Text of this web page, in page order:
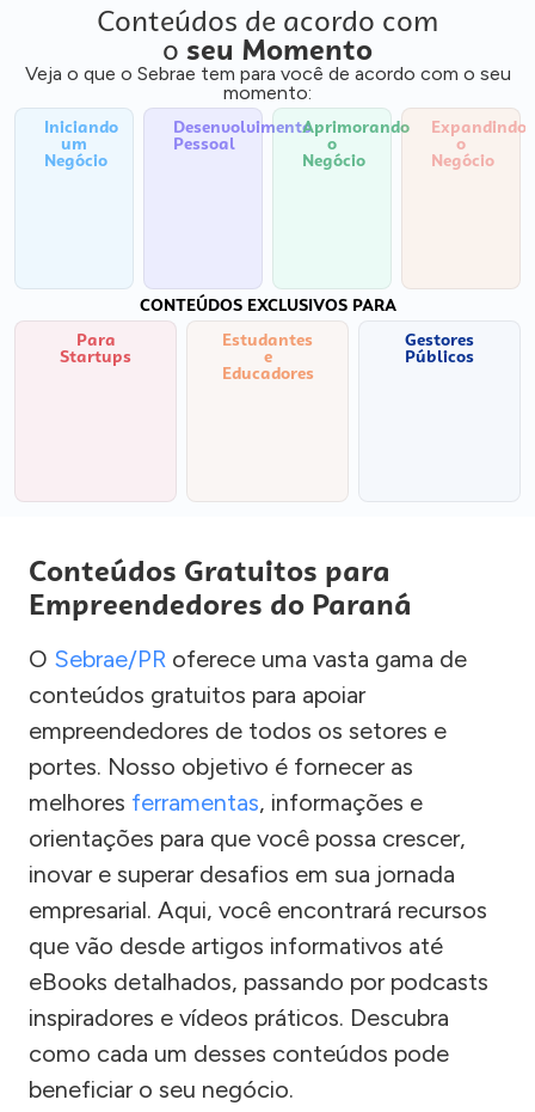
Conteúdos de acordo com
o seu Momento
Veja o que o Sebrae tem para você de acordo com o seu
momento:
Iniciando
um
Negócio
Desenvolvimento
Pessoal
Aprimorando
o
Negócio
Expandindo
o
Negócio
CONTEÚDOS EXCLUSIVOS PARA
Para
Startups
Estudantes
e
Educadores
Gestores
Públicos
Conteúdos Gratuitos para
Empreendedores do Paraná
O Sebrae/PR oferece uma vasta gama de
conteúdos gratuitos para apoiar
empreendedores de todos os setores e
portes. Nosso objetivo é fornecer as
melhores ferramentas, informações e
orientações para que você possa crescer,
inovar e superar desafios em sua jornada
empresarial. Aqui, você encontrará recursos
que vão desde artigos informativos até
eBooks detalhados, passando por podcasts
inspiradores e vídeos práticos. Descubra
como cada um desses conteúdos pode
beneficiar o seu negócio.